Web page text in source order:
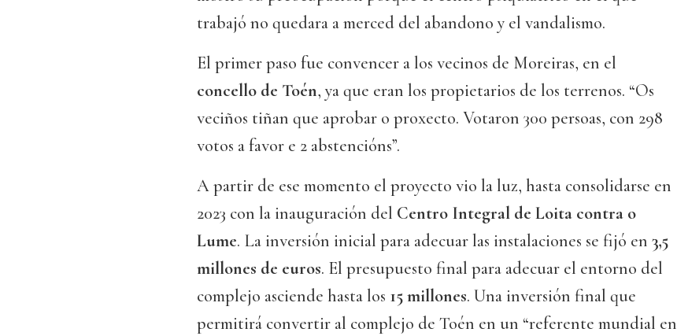
trabajó no quedara a merced del abandono y el vandalismo.
El primer paso fue convencer a los vecinos de Moreiras, en el
concello de Toén, ya que eran los propietarios de los terrenos. “Os
veciños tiñan que aprobar o proxecto. Votaron 300 persoas, con 298
votos a favor e 2 abstencións”.
A partir de ese momento el proyecto vio la luz, hasta consolidarse en
2023 con la inauguración del Centro Integral de Loita contra o
Lume. La inversión inicial para adecuar las instalaciones se fijó en 3,5
millones de euros. El presupuesto final para adecuar el entorno del
complejo asciende hasta los 15 millones. Una inversión final que
permitirá convertir al complejo de Toén en un “referente mundial en